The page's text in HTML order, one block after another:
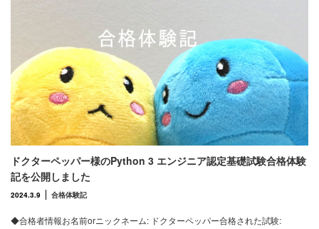
ドクターペッパー様のPython 3 エンジニア認定基礎試験合格体験
記を公開しました
2024.3.9 合格体験記
◆合格者情報お名前orニックネーム: ドクターペッパー合格された試験: